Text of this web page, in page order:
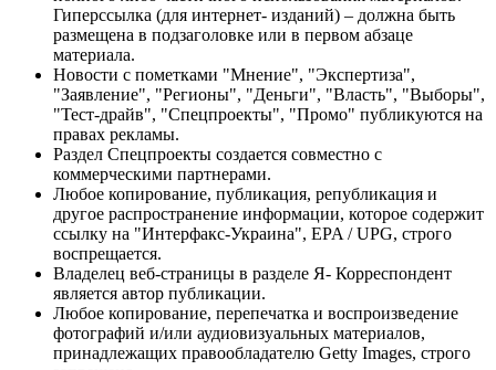
Гиперссылка (для интернет- изданий) – должна быть
размещена в подзаголовке или в первом абзаце
материала.
Новости с пометками "Мнение", "Экспертиза",
"Заявление", "Регионы", "Деньги", "Власть", "Выборы",
"Тест-драйв", "Спецпроекты", "Промо" публикуются на
правах рекламы.
Раздел Спецпроекты создается совместно с
коммерческими партнерами.
Любое копирование, публикация, републикация и
другое распространение информации, которое содержит
ссылку на "Интерфакс-Украина", EPA / UPG, строго
воспрещается.
Владелец веб-страницы в разделе Я- Корреспондент
является автор публикации.
Любое копирование, перепечатка и воспроизведение
фотографий и/или аудиовизуальных материалов,
принадлежащих правообладателю Getty Images, строго